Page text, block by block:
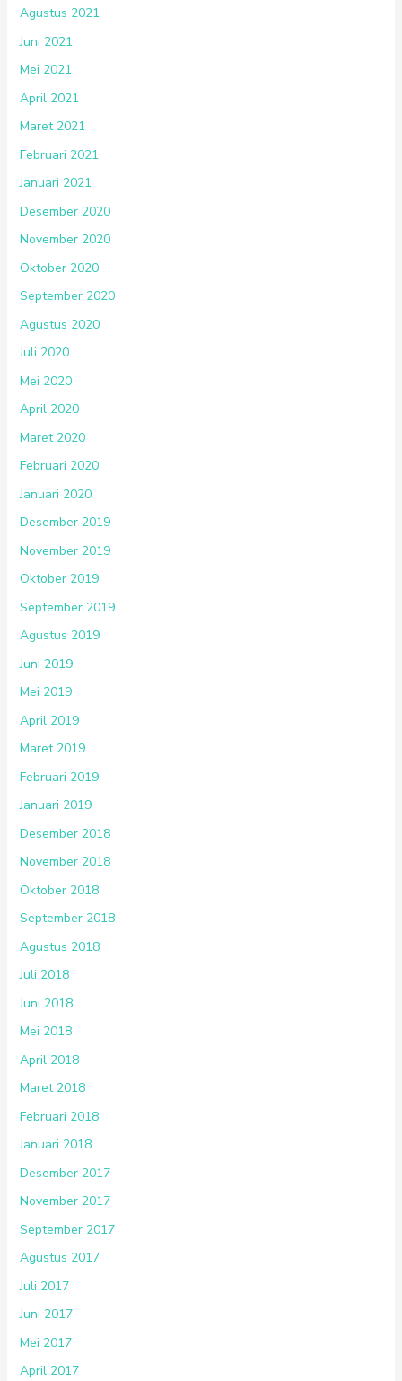
Agustus 2021
Juni 2021
Mei 2021
April 2021
Maret 2021
Februari 2021
Januari 2021
Desember 2020
November 2020
Oktober 2020
September 2020
Agustus 2020
Juli 2020
Mei 2020
April 2020
Maret 2020
Februari 2020
Januari 2020
Desember 2019
November 2019
Oktober 2019
September 2019
Agustus 2019
Juni 2019
Mei 2019
April 2019
Maret 2019
Februari 2019
Januari 2019
Desember 2018
November 2018
Oktober 2018
September 2018
Agustus 2018
Juli 2018
Juni 2018
Mei 2018
April 2018
Maret 2018
Februari 2018
Januari 2018
Desember 2017
November 2017
September 2017
Agustus 2017
Juli 2017
Juni 2017
Mei 2017
April 2017